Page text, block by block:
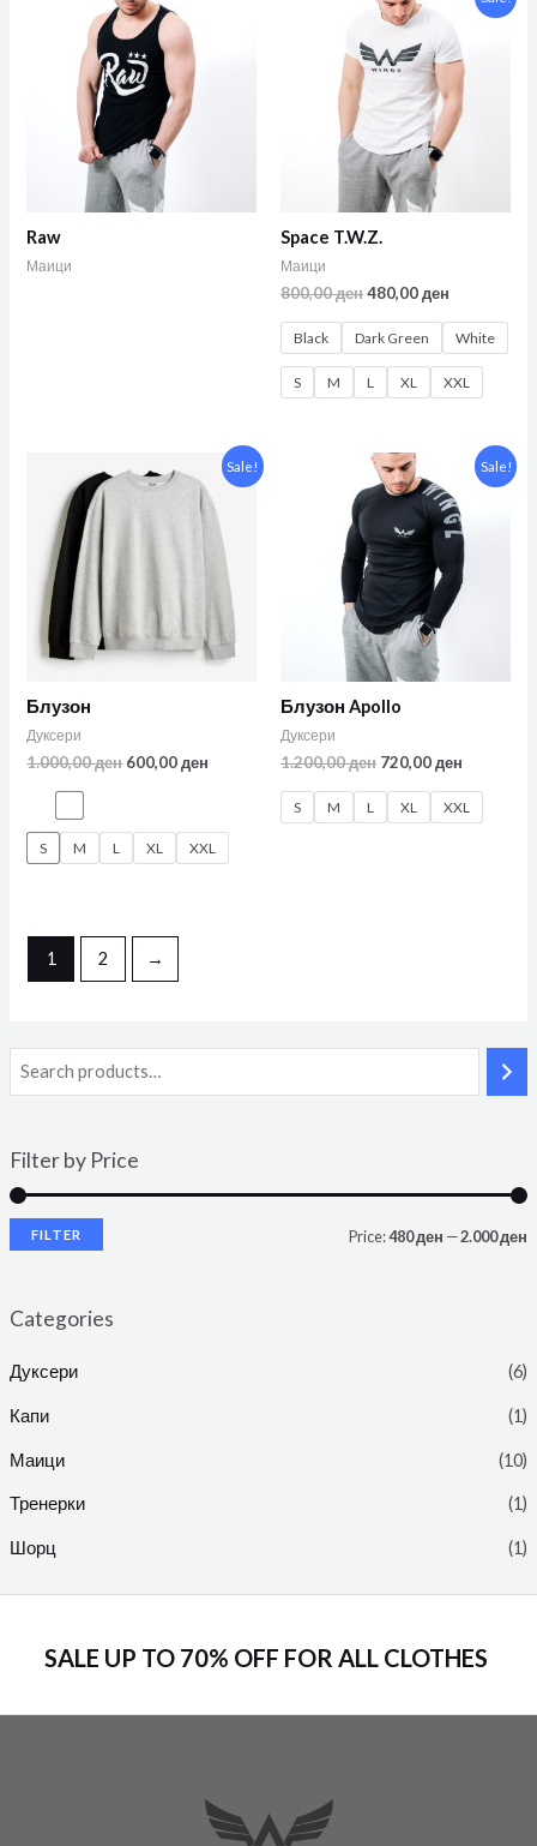
Filter by Price
FILTER Price:480 ден —2.000 ден
Categories
Дуксери (6)
Капи (1)
Маици (10)
Тренерки (1)
Шорц (1)
Raw
Маици
Space T.W.Z.
Маици
800,00ден480,00ден
Black Dark Green White
S M L XL XXL
Sale!
Блузон
Дуксери
1.000,00ден 600,00ден
S M L XL XXL
Sale!
Блузон Apollo
Дуксери
1.200,00ден 720,00ден
S M L XL XXL
1 2 →
SALE UP TO 70% OFF FOR ALL CLOTHES